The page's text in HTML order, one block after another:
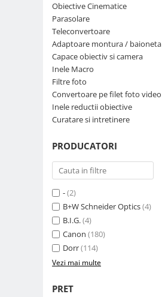
Obiective foto si accesorii
Obiective Mirorless
Obiective DSLR
Huse si tocuri protectie obiective
Obiective Cinematice
Parasolare
Teleconvertoare
Filtre tip Cokin
Filtre White Balance
Inele reductii obiective
Obiective Cinematice
Parasolare
Teleconvertoare
Adaptoare montura / baioneta
Capace obiectiv si camera
Inele Macro
Filtre foto
Convertoare pe filet foto video
Inele reductii obiective
Curatare si intretinere
PRODUCATORI
-(2)
B+W Schneider Optics(4)
B.I.G.(4)
Canon (180)
Dorr(114)
Vezi mai multe
PRET